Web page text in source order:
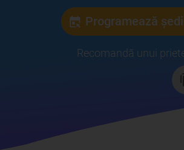
Programează
Recomandă unui